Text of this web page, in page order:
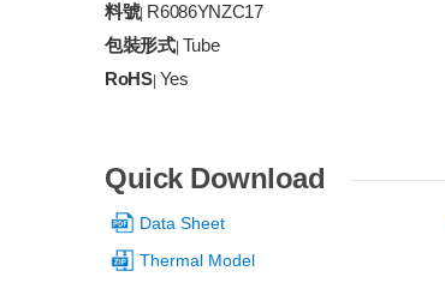
料號| R6086YNZC17
包裝形式| Tube
RoHS| Yes
Quick Download
Data Sheet
Thermal Model